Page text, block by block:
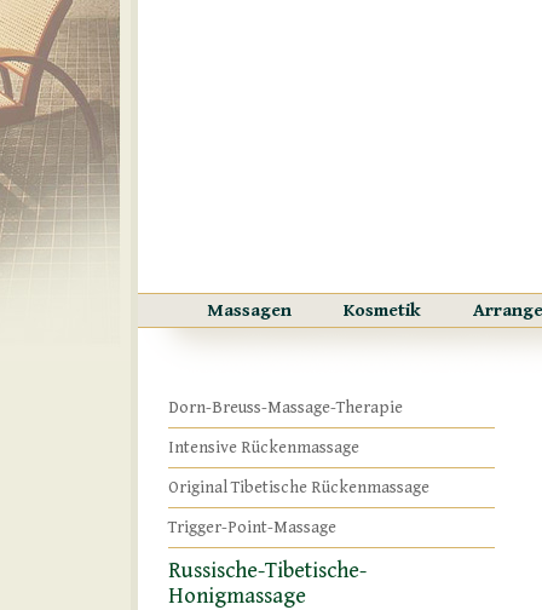
Massagen Kosmetik
Dorn-Breuss-Massage-Therapie
Intensive Rückenmassage
Original Tibetische Rückenmassage
Trigger-Point-Massage
Russische-Tibetische-
Honigmassage